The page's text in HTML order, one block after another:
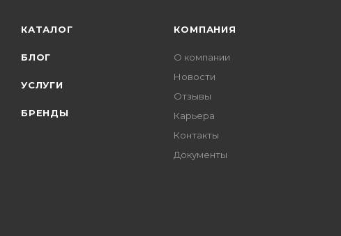
КАТАЛОГ
БЛОГ
УСЛУГИ
БРЕНДЫ
КОМПАНИЯ
О компании
Новости
Отзывы
Карьера
Контакты
Документы